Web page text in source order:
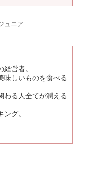
ュニア
営者。
味しいものを食べる
わる人全てが潤える
グ。